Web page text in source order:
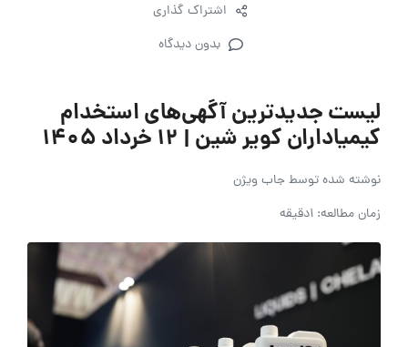
اشتراک گذاری
بدون دیدگاه
لیست جدیدترین آگهی‌های استخدام
کیمیاداران کویر شین | ۱۲ خرداد ۱۴۰۵
نوشته شده توسطجاب ویژن
زمان مطالعه: 1دقیقه